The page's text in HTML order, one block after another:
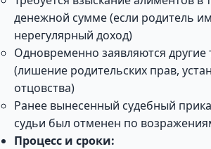
денежной сумме (если родитель
нерегулярный доход)
Одновременно заявляются другие
(лишение родительских прав,
отцовства)
Ранее вынесенный судебный
судьи был отменен по
Процесс и сроки: